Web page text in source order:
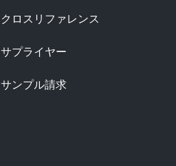
クロスリファレンス
サプライヤー
サンプル請求